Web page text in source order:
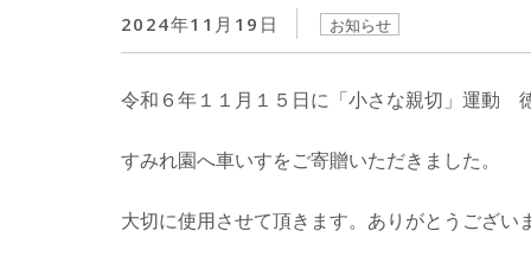
2024年11月19日 お知らせ
令和６年１１月１５日に「小さな親切」運動
すみれ園へ車いすをご寄贈いただきました。
大切に使用させて頂きます。ありがとうござい